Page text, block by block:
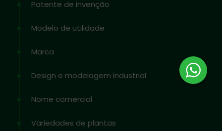
Patente de invenção
Modelo de utilidade
Marca
Design e modelagem industrial
Nome comercial
Variedades de plantas